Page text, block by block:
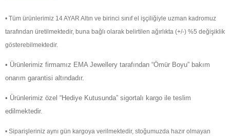
• Tüm ürünlerimiz 14 AYAR Altın ve birinci sınıf el işçiliğiyle uzman kadromuz
tarafından üretilmektedir, buna bağlı olarak belirtilen ağırlıkta (+/-) %5 değişiklik
gösterebilmektedir.
• Ürünlerimiz firmamız EMA Jewellery tarafından “Ömür Boyu” bakım
onarım garantisi altındadır.
• Ürünlerimiz özel “Hediye Kutusunda” sigortalı kargo ile teslim
edilmektedir.
• Siparişleriniz aynı gün kargoya verilmektedir, stoğumuzda hazır olmayan